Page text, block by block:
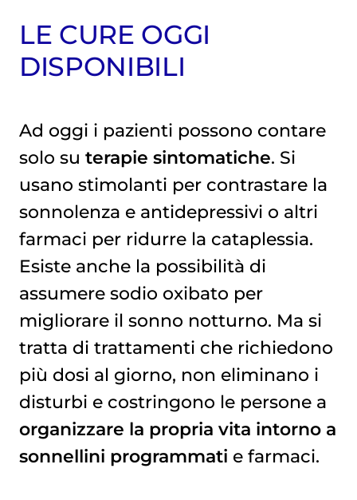
LE CURE OGGI
DISPONIBILI
Ad oggi i pazienti possono contare
solo su terapie sintomatiche. Si
usano stimolanti per contrastare la
sonnolenza e antidepressivi o altri
farmaci per ridurre la cataplessia.
Esiste anche la possibilità di
assumere sodio oxibato per
migliorare il sonno notturno. Ma si
tratta di trattamenti che richiedono
più dosi al giorno, non eliminano i
disturbi e costringono le persone a
organizzare la propria vita intorno a
sonnellini programmati e farmaci.